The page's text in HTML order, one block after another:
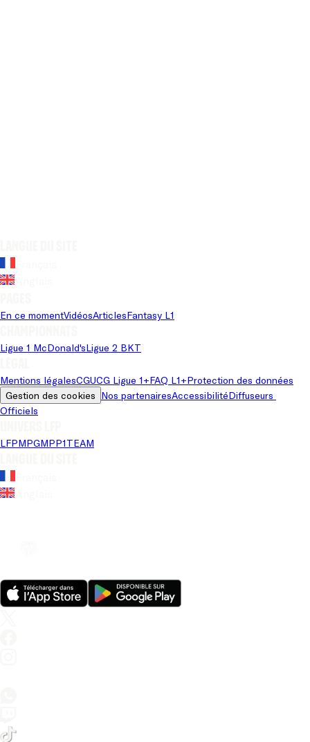
En ce momentVidéosArticlesFantasy L1
Ligue 1 McDonald'sLigue 2 BKT
Mentions légalesCGUCG Ligue 1+FAQ L1+Protection des données
Gestion des cookies Nos partenairesAccessibilitéDiffuseurs
Officiels
LFPMPGMPP1TEAM